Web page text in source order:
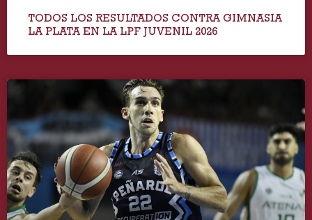
TODOS LOS RESULTADOS CONTRA GIMNASIA
LA PLATA EN LA LPF JUVENIL 2026